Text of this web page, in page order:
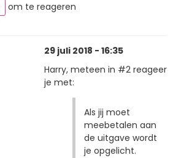
om te reageren
29 juli 2018 - 16:35
Harry, meteen in #2 reageer
je met:
Als jij moet
meebetalen aan
de uitgave wordt
je opgelicht.